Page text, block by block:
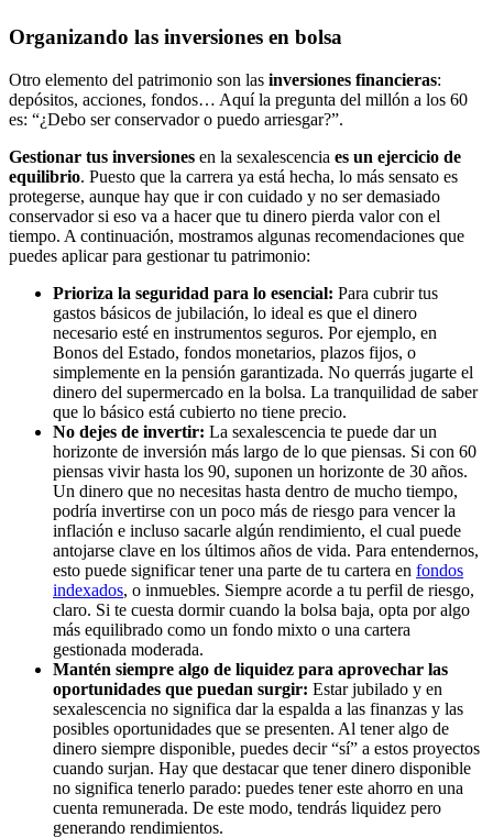
Organizando las inversiones en bolsa
Otro elemento del patrimonio son las inversiones financieras:
depósitos, acciones, fondos… Aquí la pregunta del millón a los 60
es: “¿Debo ser conservador o puedo arriesgar?”.
Gestionar tus inversiones en la sexalescencia es un ejercicio de
equilibrio. Puesto que la carrera ya está hecha, lo más sensato es
protegerse, aunque hay que ir con cuidado y no ser demasiado
conservador si eso va a hacer que tu dinero pierda valor con el
tiempo. A continuación, mostramos algunas recomendaciones que
puedes aplicar para gestionar tu patrimonio:
Prioriza la seguridad para lo esencial: Para cubrir tus
gastos básicos de jubilación, lo ideal es que el dinero
necesario esté en instrumentos seguros. Por ejemplo, en
Bonos del Estado, fondos monetarios, plazos fijos, o
simplemente en la pensión garantizada. No querrás jugarte el
dinero del supermercado en la bolsa. La tranquilidad de saber
que lo básico está cubierto no tiene precio.
No dejes de invertir: La sexalescencia te puede dar un
horizonte de inversión más largo de lo que piensas. Si con 60
piensas vivir hasta los 90, suponen un horizonte de 30 años.
Un dinero que no necesitas hasta dentro de mucho tiempo,
podría invertirse con un poco más de riesgo para vencer la
inflación e incluso sacarle algún rendimiento, el cual puede
antojarse clave en los últimos años de vida. Para entendernos,
esto puede significar tener una parte de tu cartera en fondos
indexados, o inmuebles. Siempre acorde a tu perfil de riesgo,
claro. Si te cuesta dormir cuando la bolsa baja, opta por algo
más equilibrado como un fondo mixto o una cartera
gestionada moderada.
Mantén siempre algo de liquidez para aprovechar las
oportunidades que puedan surgir: Estar jubilado y en
sexalescencia no significa dar la espalda a las finanzas y las
posibles oportunidades que se presenten. Al tener algo de
dinero siempre disponible, puedes decir “sí” a estos proyectos
cuando surjan. Hay que destacar que tener dinero disponible
no significa tenerlo parado: puedes tener este ahorro en una
cuenta remunerada. De este modo, tendrás liquidez pero
generando rendimientos.